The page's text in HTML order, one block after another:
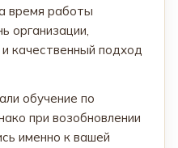
время работы
организации,
качественный подход
обучение по
при возобновлении
именно к вашей